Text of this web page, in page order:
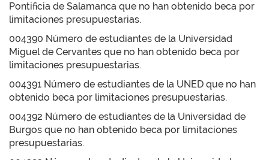
Pontificia de Salamanca que no han obtenido beca por
limitaciones presupuestarias.
004390 Número de estudiantes de la Universidad
Miguel de Cervantes que no han obtenido beca por
limitaciones presupuestarias.
004391 Número de estudiantes de la UNED que no han
obtenido beca por limitaciones presupuestarias.
004392 Número de estudiantes de la Universidad de
Burgos que no han obtenido beca por limitaciones
presupuestarias.